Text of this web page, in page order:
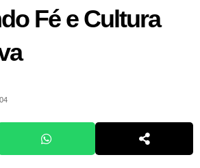
Fé e Cultura